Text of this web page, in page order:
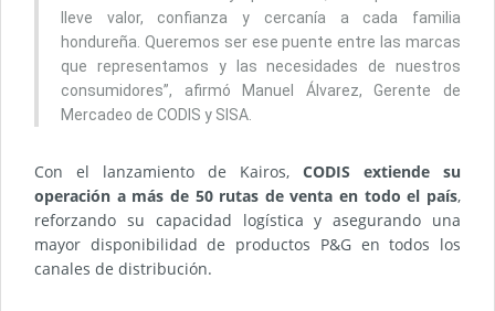
lleve valor, confianza y cercanía a cada familia
hondureña. Queremos ser ese puente entre las marcas
que representamos y las necesidades de nuestros
consumidores”, afirmó Manuel Álvarez, Gerente de
Mercadeo de CODIS y SISA.
Con el lanzamiento de Kairos, CODIS extiende su
operación a más de 50 rutas de venta en todo el país,
reforzando su capacidad logística y asegurando una
mayor disponibilidad de productos P&G en todos los
canales de distribución.